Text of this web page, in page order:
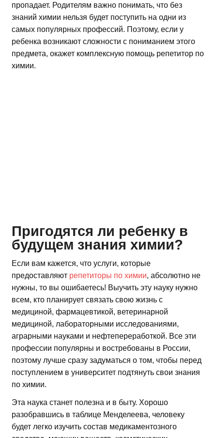
пропадает. Родителям важно понимать, что без
знаний химии нельзя будет поступить на одни из
самых популярных профессий. Поэтому, если у
ребенка возникают сложности с пониманием этого
предмета, окажет комплексную помощь репетитор по
химии.
Пригодятся ли ребенку в
будущем знания химии?
Если вам кажется, что услуги, которые
предоставляют репетиторы по химии, абсолютно не
нужны, то вы ошибаетесь! Выучить эту науку нужно
всем, кто планирует связать свою жизнь с
медициной, фармацевтикой, ветеринарной
медициной, лабораторными исследованиями,
аграрными науками и нефтепереработкой. Все эти
профессии популярны и востребованы в России,
поэтому лучше сразу задуматься о том, чтобы перед
поступлением в университет подтянуть свои знания
по химии.
Эта наука станет полезна и в быту. Хорошо
разобравшись в таблице Менделеева, человеку
будет легко изучить состав медикаментозного